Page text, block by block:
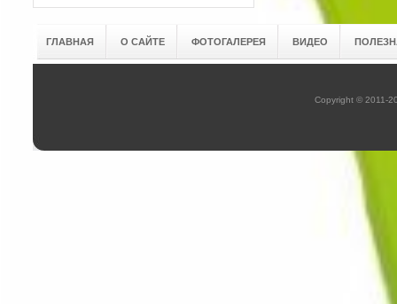
ГЛАВНАЯ О САЙТЕ ФОТОГАЛЕРЕЯ ВИДЕО
Copyright © 2011-